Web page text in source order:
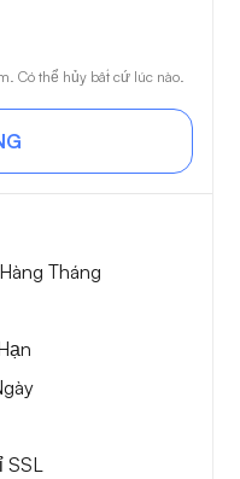
Có thể hủy bất cứ lúc nào.
Tháng
SSL